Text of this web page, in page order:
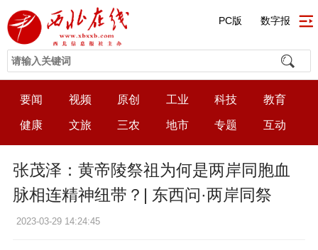
PC版 数字报
要闻 视频 原创 工业 科技 教育
健康 文旅 三农 地市 专题 互动
张茂泽：黄帝陵祭祖为何是两岸同胞血
脉相连精神纽带？| 东西问·两岸同祭
2023-03-29 14:24:45